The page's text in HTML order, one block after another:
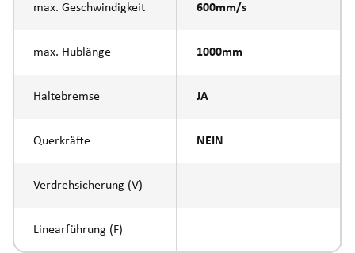
max. Geschwindigkeit 600mm/s
max. Hublänge 1000mm
Haltebremse JA
Querkräfte NEIN
Verdrehsicherung (V)
Linearführung (F)